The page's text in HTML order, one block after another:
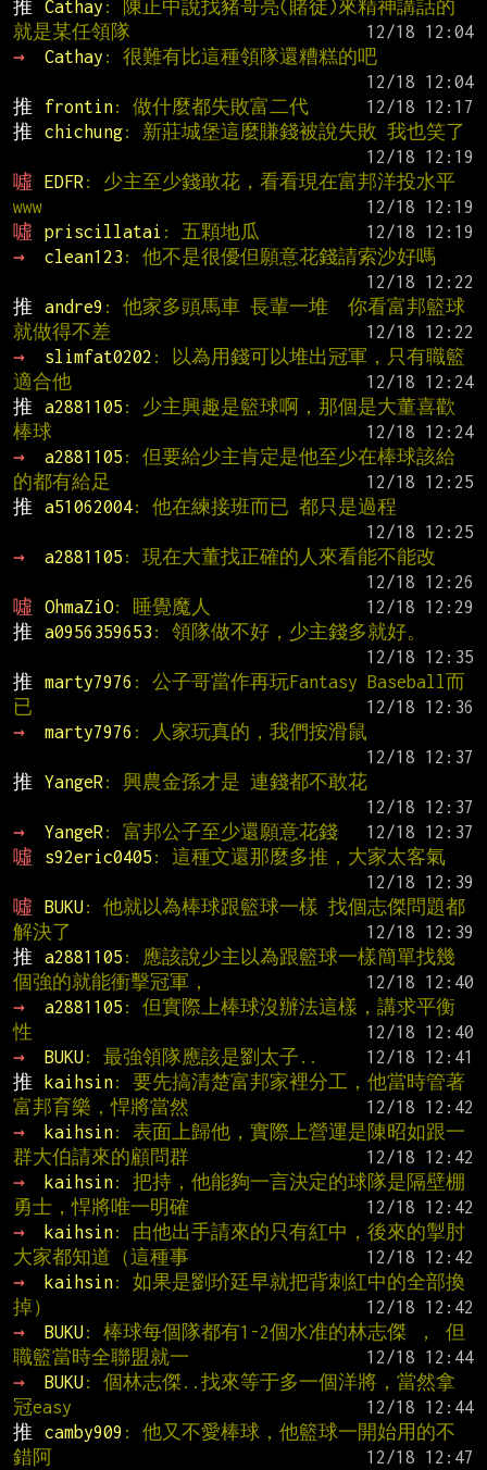
推 Cathay : 陳正中說找豬哥亮(賭徒)來精神講話的
就是某任領隊
→
Cathay : 很難有比這種領隊還糟糕的吧
推
frontin: 做什麼都失敗富二代
推
chichung: 新莊城堡這麼賺錢被說失敗 我也笑了
噓
EDFR : 少主至少錢敢花，看看現在富邦洋投水平
www
噓
priscillatai : 五顆地瓜
→
clean123 : 他不是很優但願意花錢請索沙好嗎
推
andre9 : 他家多頭馬車 長輩一堆  你看富邦籃球
就做得不差
→
slimfat0202 : 以為用錢可以堆出冠軍，只有職籃
適合他
推
a2881105 : 少主興趣是籃球啊，那個是大董喜歡
棒球
→
a2881105 : 但要給少主肯定是他至少在棒球該給
的都有給足
推
a51062004: 他在練接班而已 都只是過程
→
a2881105 : 現在大董找正確的人來看能不能改
噓
OhmaZiO: 睡覺魔人
推
a0956359653 : 領隊做不好，少主錢多就好。
推
marty7976 : 公子哥當作再玩Fantasy Baseball而
已
→
marty7976 : 人家玩真的，我們按滑鼠
推
YangeR : 興農金孫才是 連錢都不敢花
→
YangeR : 富邦公子至少還願意花錢
噓
s92eric0405 : 這種文還那麼多推，大家太客氣
噓
BUKU: 他就以為棒球跟籃球一樣 找個志傑問題都
解決了
推
a2881105 : 應該說少主以為跟籃球一樣簡單找幾
個強的就能衝擊冠軍，
→
a2881105 : 但實際上棒球沒辦法這樣，講求平衡
性
→
BUKU: 最強領隊應該是劉太子..
推
kaihsin: 要先搞清楚富邦家裡分工，他當時管著
富邦育樂，悍將當然
→
kaihsin: 表面上歸他，實際上營運是陳昭如跟一
群大伯請來的顧問群
→
kaihsin: 把持，他能夠一言決定的球隊是隔壁棚
勇士，悍將唯一明確
→
kaihsin: 由他出手請來的只有紅中，後來的掣肘
大家都知道（這種事
→
kaihsin: 如果是劉玠廷早就把背刺紅中的全部換
掉）
→
BUKU: 棒球每個隊都有1-2個水准的林志傑 ， 但
職籃當時全聯盟就一
→
BUKU: 個林志傑..找來等于多一個洋將，當然拿
冠easy
推
camby909 : 他又不愛棒球，他籃球一開始用的不
錯阿